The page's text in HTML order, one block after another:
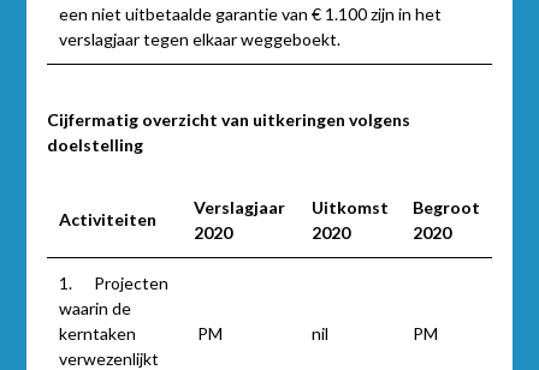
een niet uitbetaalde garantie van € 1.100 zijn in het
verslagjaar tegen elkaar weggeboekt.
Cijfermatig overzicht van uitkeringen volgens
doelstelling
Activiteiten
Verslagjaar
2020
Uitkomst
2020
Begroot
2020
1. Projecten
waarin de
kerntaken
verwezenlijkt
PM nil PM